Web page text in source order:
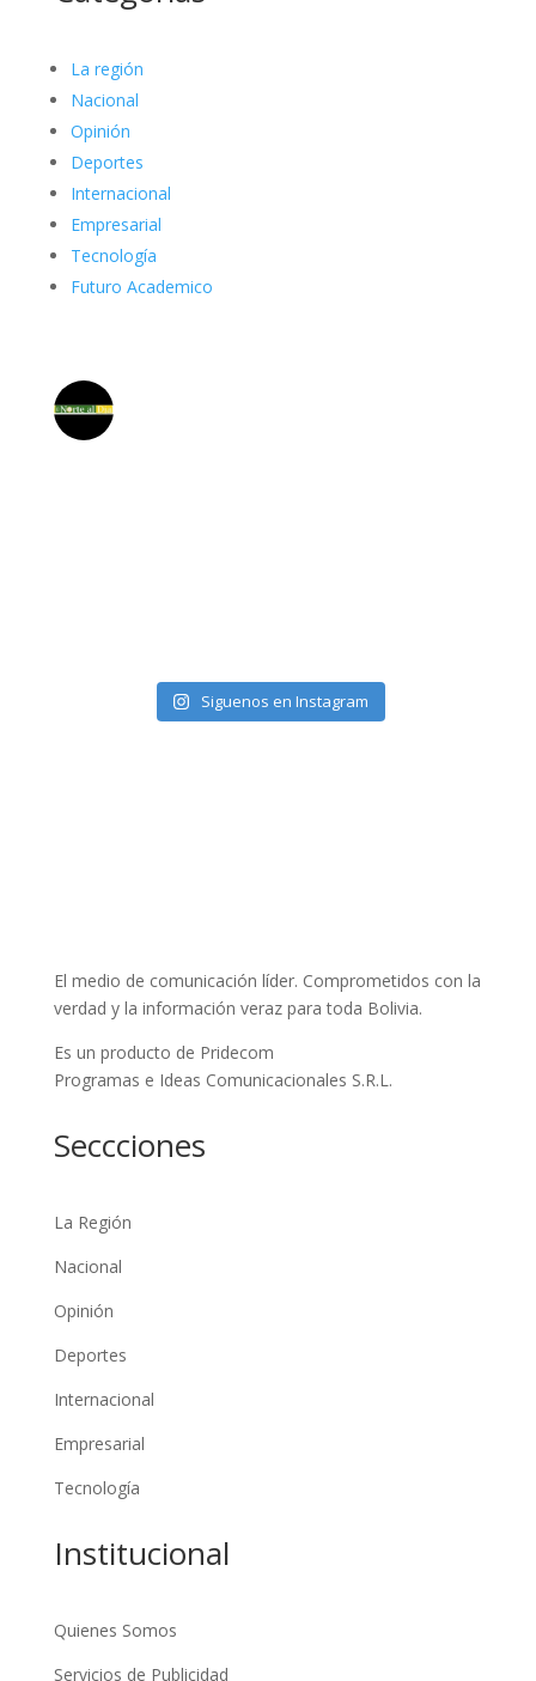
La región
Nacional
Opinión
Deportes
Internacional
Empresarial
Tecnología
Futuro Academico
elnortealdiariberalta
Siguenos en Instagram
El medio de comunicación líder. Comprometidos con la
verdad y la información veraz para toda Bolivia.
Es un producto de Pridecom
Programas e Ideas Comunicacionales S.R.L.
Seccciones
La Región
Nacional
Opinión
Deportes
Internacional
Empresarial
Tecnología
Institucional
Quienes Somos
Servicios de Publicidad